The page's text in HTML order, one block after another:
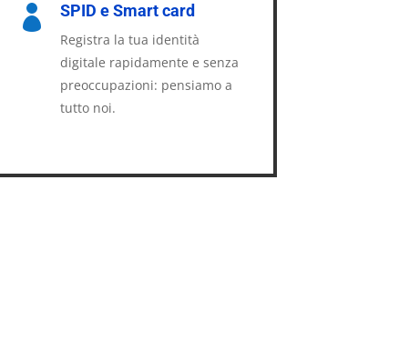
 SPID e Smart card
Registra la tua identità
digitale rapidamente e senza
preoccupazioni: pensiamo a
tutto noi.